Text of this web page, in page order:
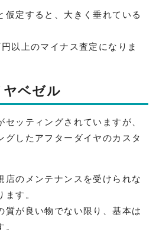
定すると、 大きく垂れている
以上のマイナス査定になりま
ヤベゼル
ッティングされていますが、
グしたアフターダイヤのカスタ
店のメンテナンスを受けられな
ます。
質が良い物でない限り、基本は